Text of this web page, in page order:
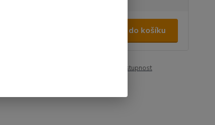
Přidat do košíku
Hlídat cenu / dostupnost